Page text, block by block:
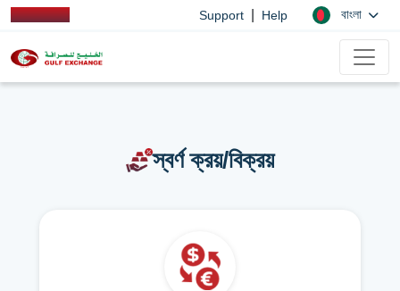
Support Help বাংলা
স্বর্ণ ক্রয়/বিক্রয়